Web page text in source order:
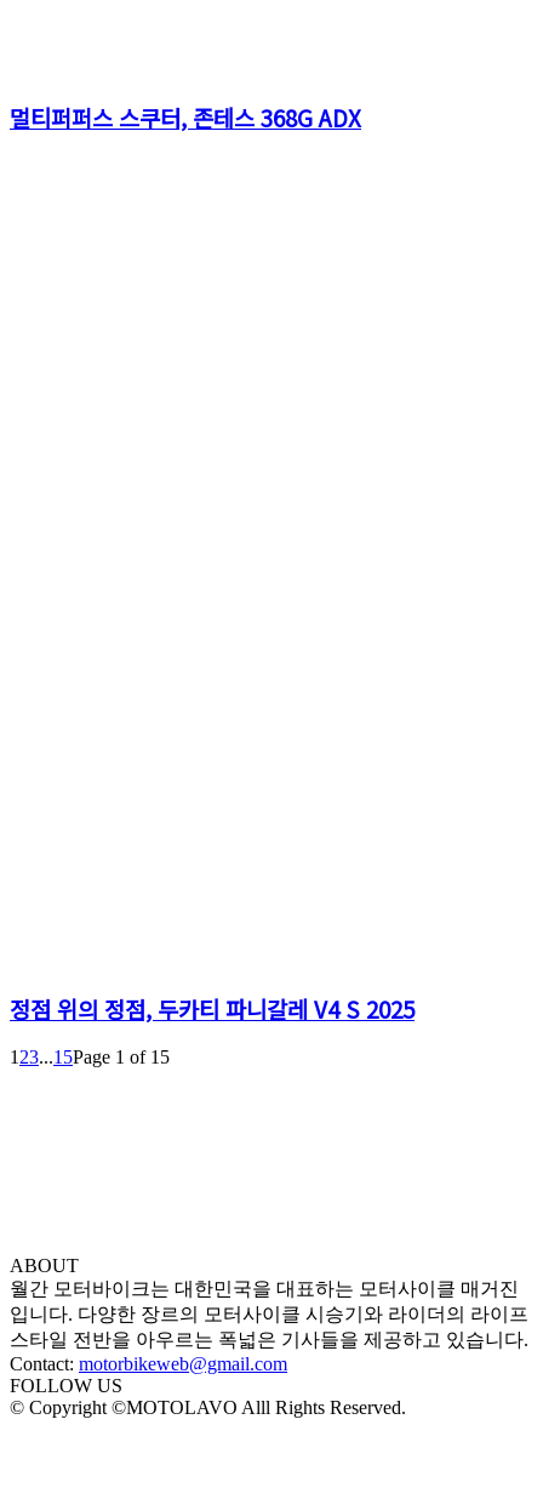
멀티퍼퍼스 스쿠터, 존테스 368G ADX
정점 위의 정점, 두카티 파니갈레 V4 S 2025
1 23...15Page 1 of 15
ABOUT
월간 모터바이크는 대한민국을 대표하는 모터사이클 매거진
입니다. 다양한 장르의 모터사이클 시승기와 라이더의 라이프
스타일 전반을 아우르는 폭넓은 기사들을 제공하고 있습니다.
Contact: motorbikeweb@gmail.com
FOLLOW US
© Copyright ©MOTOLAVO Alll Rights Reserved.